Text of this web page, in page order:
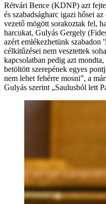
Rétvári Bence (KDNP) azt
és szabadságharc igazi hősei
vezető mögött sorakoztak fel,
harcukat, Gulyás Gergely
azért emlékezhetünk szabadon
célkitűzései nem vesztettek
kapcsolatban pedig azt
betöltött szerepének egyes
nem lehet fehérre mosni”, a
Gulyás szerint „Saulusból lett